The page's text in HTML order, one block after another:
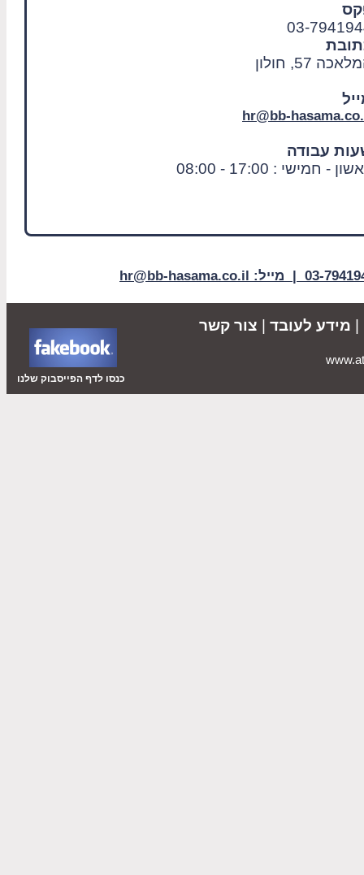
03-
57, חולון
hr@bb-
עבודה
- חמישי : 17:00 - 08:00
מידע לעובד צור קשר
כנסו לדף הפייסבוק שלנו